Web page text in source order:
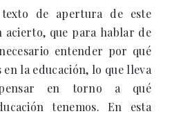
de apertura de este
acierto, que para hablar de
entender por qué
la educación, lo que lleva
pensar en torno a qué
tenemos. En esta